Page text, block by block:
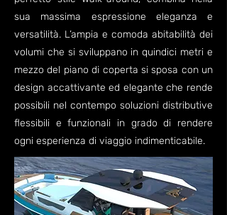
sua massima espressione eleganza e
versatilità. L’ampia e comoda abitabilità dei
volumi che si sviluppano in quindici metri e
mezzo del piano di coperta si sposa con un
design accattivante ed elegante che rende
possibili nel contempo soluzioni distributive
flessibili e funzionali in grado di rendere
ogni esperienza di viaggio indimenticabile.